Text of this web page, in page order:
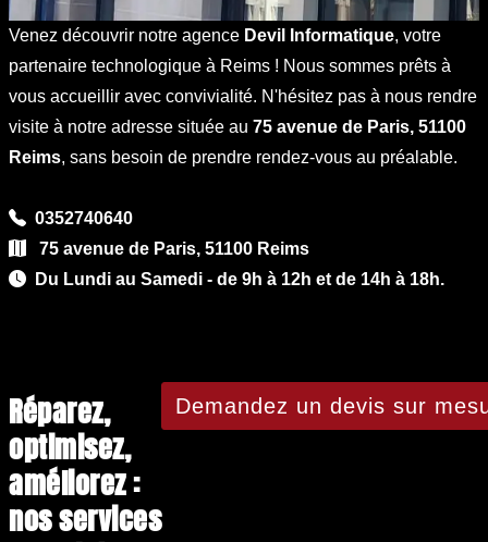
Venez découvrir notre agence Devil Informatique, votre
partenaire technologique à Reims ! Nous sommes prêts à
vous accueillir avec convivialité. N'hésitez pas à nous rendre
visite à notre adresse située au 75 avenue de Paris, 51100
Reims, sans besoin de prendre rendez-vous au préalable.
0352740640
75 avenue de Paris, 51100 Reims
Du Lundi au Samedi - de 9h à 12h et de 14h à 18h.
Réparez,
optimisez,
améliorez :
nos services
Demandez un devis sur